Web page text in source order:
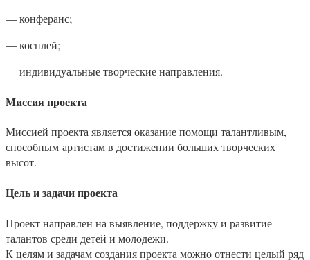
— конферанс;
— косплей;
— индивидуальные творческие направления.
Миссия проекта
Миссией проекта является оказание помощи талантливым,
способным артистам в достижении больших творческих
высот.
Цель и задачи проекта
Проект направлен на выявление, поддержку и развитие
талантов среди детей и молодежи.
К целям и задачам создания проекта можно отнести целый ряд